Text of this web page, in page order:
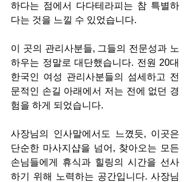
하다는 점에서 다다테라피는 참 특별하
다는 것을 느낄 수 있었습니다.
이 곳의 관리사분들, 그들의 전문성과 노
하우는 정말로 대단했습니다. 전원 20대
한국인 여성 관리사분들의 섬세하고 전
문적인 손길 아래에서 저는 전에 없던 경
험을 하게 되었습니다.
사장님의 인사말에서도 느꼈듯, 이곳은
단순한 마사지샵을 넘어, 찾아오는 모든
손님들에게 휴식과 힐링의 시간을 선사
하기 위해 노력하는 공간입니다. 사장님